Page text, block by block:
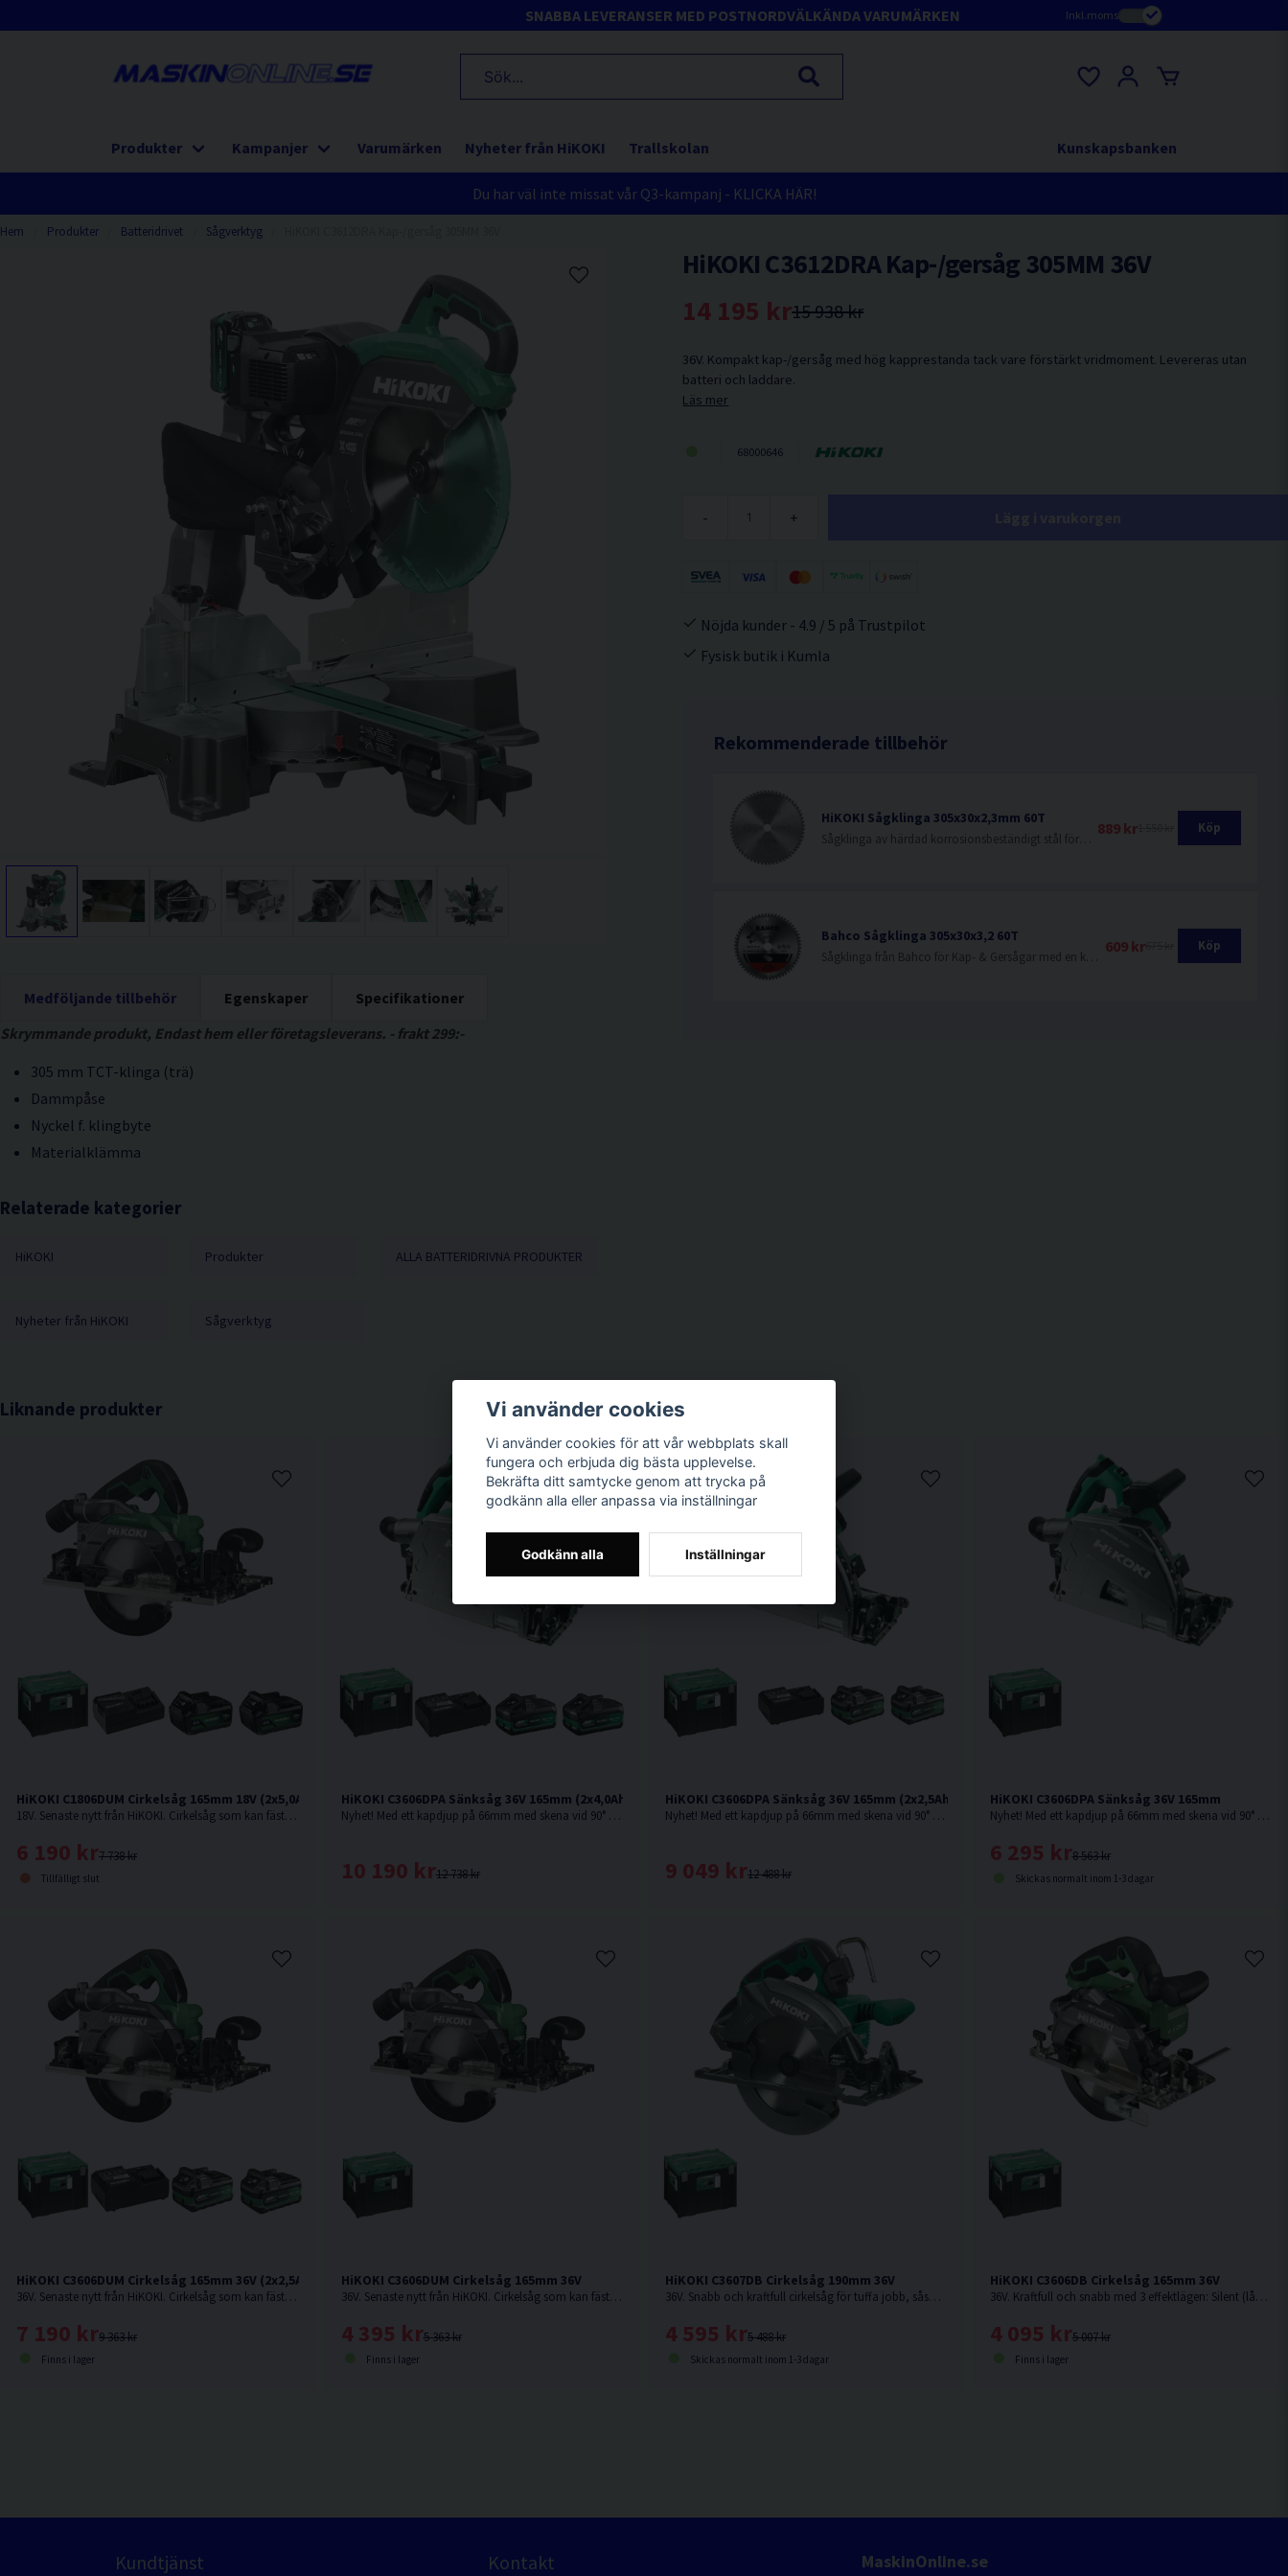
SNABBA LEVERANSER MED POSTNORDVÄLKÄNDA VARUMÄRKEN Inkl.moms
Produkter Kampanjer Varumärken Nyheter från HiKOKI Trallskolan Kunskapsbanken
Du har väl inte missat vår Q3-kampanj - KLICKA HÄR!
Hem Produkter Batteridrivet Sågverktyg
Medföljande tillbehör Egenskaper
Specifikationer
Skrymmande produkt, Endast hem eller företagsleverans. - frakt 299:-
305 mm TCT-klinga (trä)
Dammpåse
Nyckel f. klingbyte
Materialklämma
Relaterade kategorier
HiKOKI Produkter ALLA BATTERIDRIVNA PRODUKTER
Nyheter från HiKOKI Sågverktyg
HiKOKI C3612DRA Kap-/gersåg 305MM 36V
15 938 kr
14 195 kr
36V. Kompakt kap-/gersåg med hög kapprestanda tack vare förstärkt vridmoment. Levereras utan
batteri och laddare.
Läs mer
68000646
- +
Nöjda kunder - 4.9 / 5 på Trustpilot
Fysisk butik i Kumla
Rekommenderade tillbehör
HiKOKI Sågklinga 305x30x2,3mm 60T
889 kr Köp
Bahco Sågklinga 305x30x3,2 60T
609 kr Köp
Liknande produkter
HiKOKI C1806DUM Cirkelsåg 165mm 18V (2x5,0Ah)
18V. Senaste nytt från HiKOKI. Cirkelsåg som kan fästas på skena.
7 738 kr
6 190 kr
Tillfälligt slut
HiKOKI C3606DPA Sänksåg 36V 165mm (2x4,0Ah) Inkl 800mm skena
Nyhet! Med ett kapdjup på 66mm med skena vid 90° är denna sänksåg från HiKOKI Powertools väl värd en plats i maskinparken.
12 738 kr
10 190 kr
HiKOKI C3606DPA Sänksåg 36V 165mm (2x2,5Ah)
Nyhet! Med ett kapdjup på 66mm med skena vid 90° är denna sänksåg från HiKOKI Powertools väl värd en plats i maskinparken.
12 488 kr
9 049 kr
HiKOKI C3606DPA Sänksåg 36V 165mm
Nyhet! Med ett kapdjup på 66mm med skena vid 90° är denna sänksåg från HiKOKI Powertools väl värd en plats i maskinparken. Levereras utan batteri & laddare.
8 563 kr
6 295 kr
Skickas normalt inom 1-3 dagar
HiKOKI C3606DUM Cirkelsåg 165mm 36V (2x2,5Ah)
36V. Senaste nytt från HiKOKI. Cirkelsåg som kan fästas på skena.
9 363 kr
7 190 kr
Finns i lager
HiKOKI C3606DUM Cirkelsåg 165mm 36V
36V. Senaste nytt från HiKOKI. Cirkelsåg som kan fästas på skena. Levereras utan batteri och laddare.
5 363 kr
4 395 kr
Finns i lager
HiKOKI C3607DB Cirkelsåg 190mm 36V
36V. Snabb och kraftfull cirkelsåg för tuffa jobb, såsom kapning och klyvning, även av tryckimpregnerat virke. Levereras utan batteri och laddare.
5 488 kr
4 595 kr
Skickas normalt inom 1-3 dagar
HiKOKI C3606DB Cirkelsåg 165mm 36V
36V. Kraftfull och snabb med 3 effektlägen: Silent (låg ljudnivå), Medium (mjukt avslut med konstant varvtal) och High-mode (snabb kapning). Levereras utan batteri och laddare.
5 007 kr
4 095 kr
Finns i lager
Kundtjänst Kontakt MaskinOnline.se
Vi använder cookies
Vi använder cookies för att vår webbplats skall
fungera och erbjuda dig bästa upplevelse.
Bekräfta ditt samtycke genom att trycka på
godkänn alla eller anpassa via inställningar
Godkänn alla Inställningar